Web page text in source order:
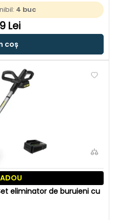
4 buc
Lei
coș
eliminator de buruieni cu